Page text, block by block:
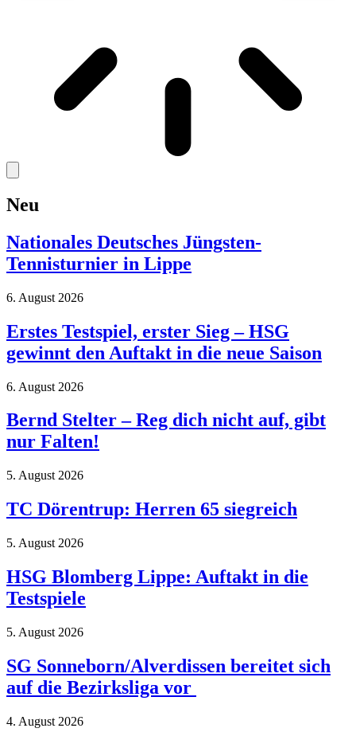
Neu
Nationales Deutsches Jüngsten-
Tennisturnier in Lippe
6. August 2026
Erstes Testspiel, erster Sieg – HSG
gewinnt den Auftakt in die neue Saison
6. August 2026
Bernd Stelter – Reg dich nicht auf, gibt
nur Falten!
5. August 2026
TC Dörentrup: Herren 65 siegreich
5. August 2026
HSG Blomberg Lippe: Auftakt in die
Testspiele
5. August 2026
SG Sonneborn/Alverdissen bereitet sich
auf die Bezirksliga vor
4. August 2026